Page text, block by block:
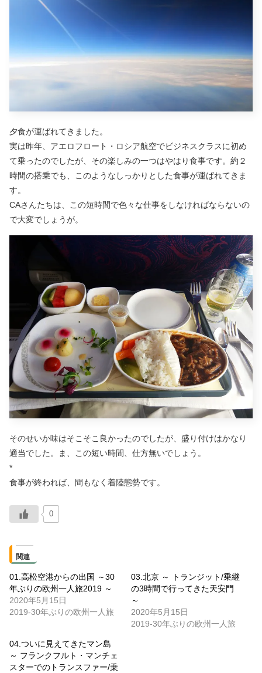
夕食が運ばれてきました。
実は昨年、アエロフロート・ロシア航空でビジネスクラスに初め
て乗ったのでしたが、その楽しみの一つはやはり食事です。約２
時間の搭乗でも、このようなしっかりとした食事が運ばれてきま
す。
CAさんたちは、この短時間で色々な仕事をしなければならないの
で大変でしょうが。
そのせいか味はそこそこ良かったのでしたが、盛り付けはかなり
適当でした。ま、この短い時間、仕方無いでしょう。
*
食事が終われば、間もなく着陸態勢です。
0
関連
01.高松空港からの出国 ～30
年ぶりの欧州一人旅2019 ～
2020年5月15日
2019-30年ぶりの欧州一人旅
03.北京 ～ トランジット/乗継
の3時間で行ってきた天安門
～
2020年5月15日
2019-30年ぶりの欧州一人旅
04.ついに見えてきたマン島
～ フランクフルト・マンチェ
スターでのトランスファー/乗